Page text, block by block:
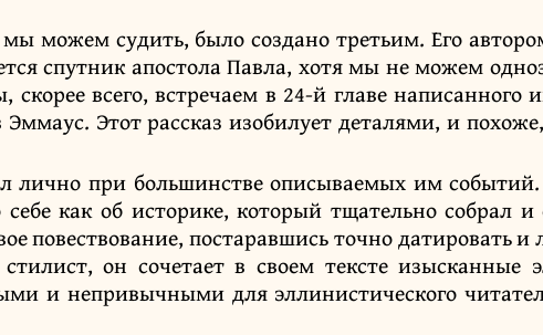
мы можем судить, было создано третьим. Его
спутник апостола Павла, хотя мы не можем
всего, встречаем в 24-й главе написанного
Этот рассказ изобилует деталями, и
лично при большинстве описываемых им
себе как об историке, который тщательно собрал
повествование, постаравшись точно датировать и
он сочетает в своем тексте изысканные
и непривычными для эллинистического